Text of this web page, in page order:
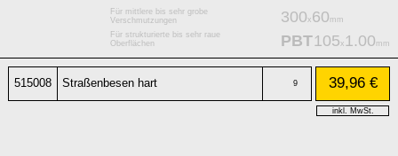
Für mittlere bis sehr grobe
Verschmutzungen
Für strukturierte bis sehr raue
Oberflächen
300 x 60 mm
PBT105 x 1.00 mm
515008 Straßenbesen hart 9 39,96 €
inkl. MwSt.